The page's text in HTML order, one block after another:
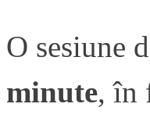
O sesiune
minute, în